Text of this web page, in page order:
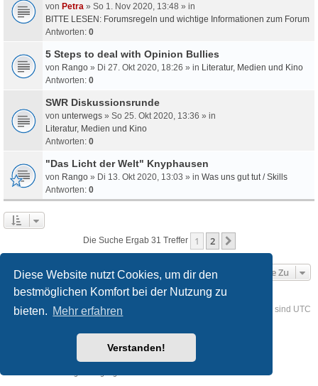
Diese Website nutzt Cookies, um dir den
bestmöglichen Komfort bei der Nutzung zu
bieten. Mehr erfahren
Verstanden!
von Petra » So 1. Nov 2020, 13:48 » in
BITTE LESEN: Forumsregeln und wichtige Informationen zum Forum
Antworten: 0
5 Steps to deal with Opinion Bullies
von Rango » Di 27. Okt 2020, 18:26 » in Literatur, Medien und Kino
Antworten: 0
SWR Diskussionsrunde
von unterwegs » So 25. Okt 2020, 13:36 » in
Literatur, Medien und Kino
Antworten: 0
"Das Licht der Welt" Knyphausen
von Rango » Di 13. Okt 2020, 13:03 » in Was uns gut tut / Skills
Antworten: 0
Die Suche Ergab 31 Treffer 1 2
Gehe Zu
Foren-Übersicht Kontakt Alle Zeiten sind UTC
® Forum Software © phpBB Limited
phpBB.de
created by INVENTEA & v12mike